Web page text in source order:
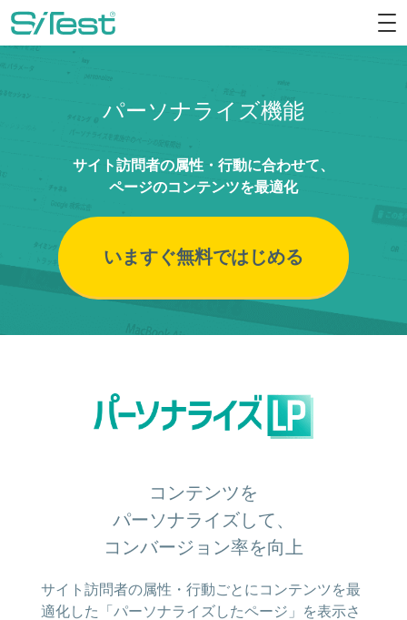
パーソナライズ機能
サイト訪問者の属性・行動に合わせて、
ページのコンテンツを最適化
いますぐ無料ではじめる
コンテンツを
パーソナライズして、
コンバージョン率を向上
サイト訪問者の属性・行動ごとにコンテンツを最
適化した「パーソナライズしたページ」を表示さ